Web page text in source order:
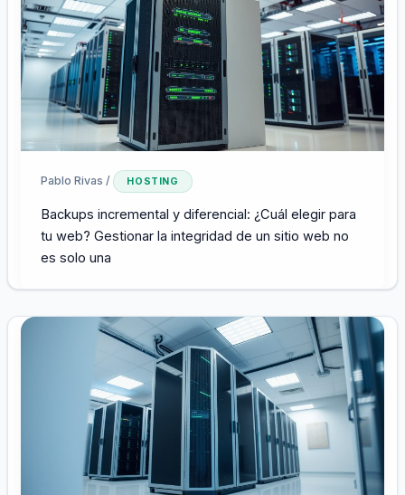
Pablo Rivas/ HOSTING
Backups incremental y diferencial: ¿Cuál elegir para
tu web? Gestionar la integridad de un sitio web no
es solo una